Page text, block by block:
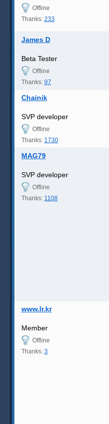
Offline
Thanks: 233
James D
Beta Tester
Offline
Thanks: 97
Chainik
SVP developer
Offline
Thanks: 1730
MAG79
SVP developer
Offline
Thanks: 1108
www.lr.kr
Member
Offline
Thanks: 3